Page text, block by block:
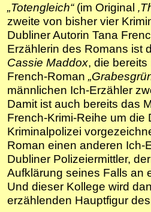
„Totengleich“(im Original
zweite von bisher vier
Dubliner Autorin Tana
Erzählerin des Romans ist
Cassie Maddox, die bereits
French-Roman
männlichen Ich-Erzähler
Damit ist auch bereits das
French-Krimi-Reihe um die
Kriminalpolizei
Roman einen anderen Ich-
Dubliner Polizeiermittler,
Aufklärung seines Falls an
Und dieser Kollege wird
erzählenden Hauptfigur